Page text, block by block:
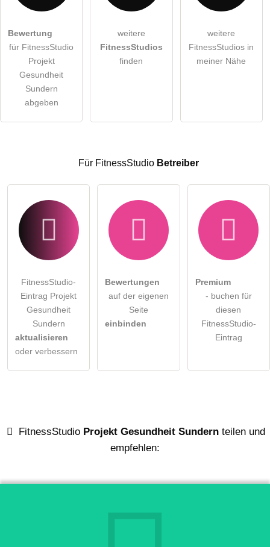
DieDatenschutzerklärunghabe ich zur Kenntnis genommen.
öffentliche Frage stellen
Hinweis:Bitte beachten Sie, öffentliche Fragen sind
Bewertung
für FitnessStudio
Projekt
Gesundheit
Sundern
abgeben
weitere
FitnessStudios
finden
weitere
FitnessStudios in
meiner Nähe
Für FitnessStudio Betreiber
FitnessStudio-
Eintrag Projekt
Gesundheit
Sundern
aktualisieren
oder verbessern
Bewertungen
auf der eigenen
Seite
einbinden
Premium
- buchen für
diesen
FitnessStudio-
Eintrag
FitnessStudio Projekt Gesundheit Sundern teilen und
empfehlen: